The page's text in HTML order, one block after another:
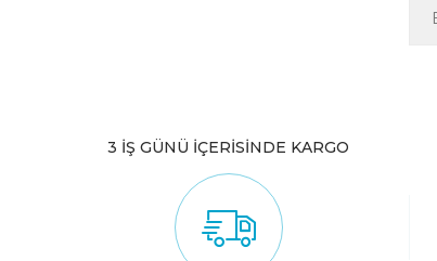
3 İŞ GÜNÜ İÇERİSİNDE KARGO